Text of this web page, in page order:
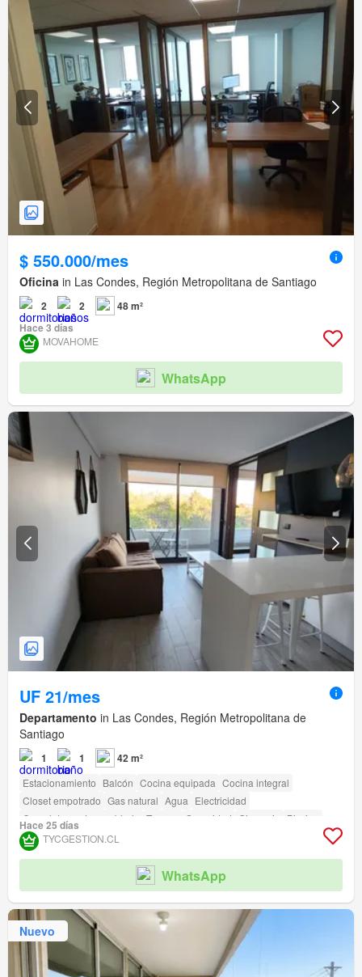
$ 550.000/mes
Oficina in Las Condes, Región Metropolitana de Santiago
2 2
48 m²
Hace 3 días
MOVAHOME
WhatsApp
UF 21/mes
Departamento in Las Condes, Región Metropolitana de
Santiago
1 1 42 m²
Estacionamiento Balcón Cocina equipada Cocina integral
Closet empotrado Gas natural Agua Electricidad
Completamente amoblado
Terraza Seguridad Gimnasio
Piscina
Área para niños Ascensor
Acceso para personas con discapacidad
Hace 25 días
TYCGESTION.CL
WhatsApp
Nuevo